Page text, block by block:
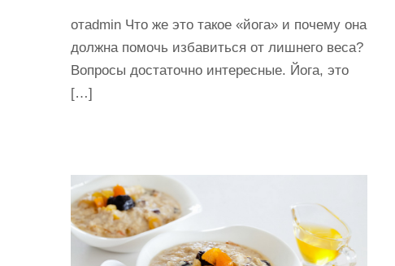
отadmin Что же это такое «йога» и почему она
должна помочь избавиться от лишнего веса?
Вопросы достаточно интересные. Йога, это
[…]